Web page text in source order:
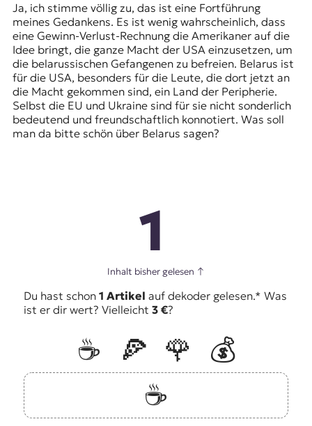
Ja, ich stimme völlig zu, das ist eine Fortführung
meines Gedankens. Es ist wenig wahrscheinlich, dass
eine Gewinn-Verlust-Rechnung die Amerikaner auf die
Idee bringt, die ganze Macht der USA einzusetzen, um
die belarussischen Gefangenen zu befreien. Belarus ist
für die USA, besonders für die Leute, die dort jetzt an
die Macht gekommen sind, ein Land der Peripherie.
Selbst die EU und Ukraine sind für sie nicht sonderlich
bedeutend und freundschaftlich konnotiert. Was soll
man da bitte schön über Belarus sagen?
1
Inhalt bisher gelesen ↑
Du hast schon 1 Artikel auf dekoder gelesen.* Was
ist er dir wert? Vielleicht 3 €?
☕️ 🍕 🌹
💰
☕️